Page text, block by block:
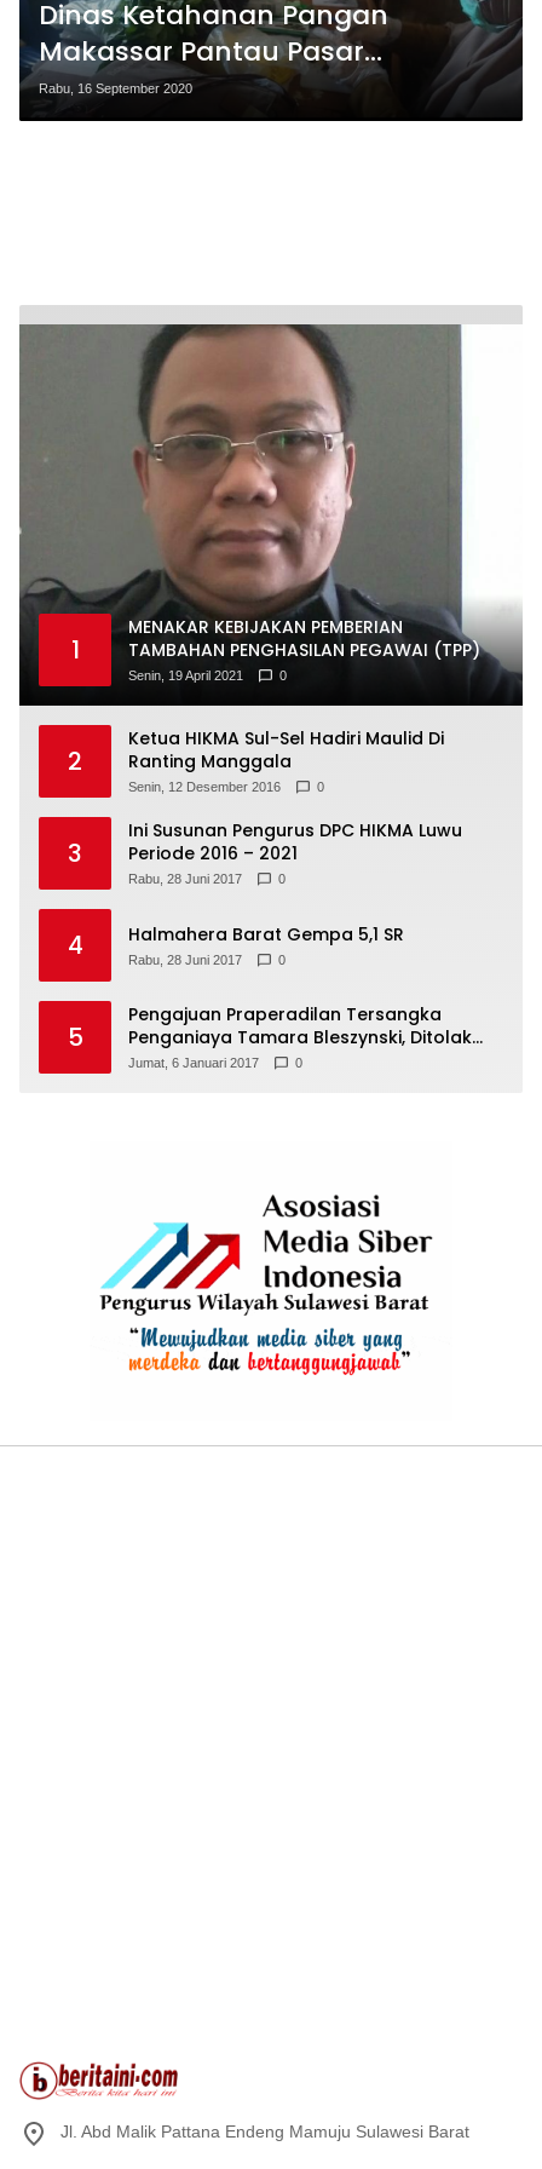
Dinas Ketahanan Pangan
Makassar Pantau Pasar
Pabaeng-baeng
Rabu, 16 September 2020
1
MENAKAR KEBIJAKAN PEMBERIAN
TAMBAHAN PENGHASILAN PEGAWAI (TPP)
Senin, 19 April 2021 0
2
Ketua HIKMA Sul-Sel Hadiri Maulid Di
Ranting Manggala
Senin, 12 Desember 2016 0
3
Ini Susunan Pengurus DPC HIKMA Luwu
Periode 2016 – 2021
Rabu, 28 Juni 2017 0
4 Halmahera Barat Gempa 5,1 SR
Rabu, 28 Juni 2017 0
5
Pengajuan Praperadilan Tersangka
Penganiaya Tamara Bleszynski, Ditolak
Hakim
Jumat, 6 Januari 2017 0
Jl. Abd Malik Pattana Endeng Mamuju Sulawesi Barat